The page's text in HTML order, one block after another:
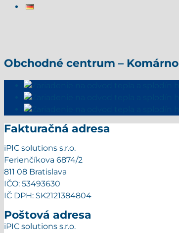
Obchodné centrum – Komárno
Fakturačná adresa
iPIC solutions s.r.o.
Ferienčíkova 6874/2
811 08 Bratislava
IČO: 53493630
IČ DPH: SK2121384804
Poštová adresa
iPIC solutions s.r.o.